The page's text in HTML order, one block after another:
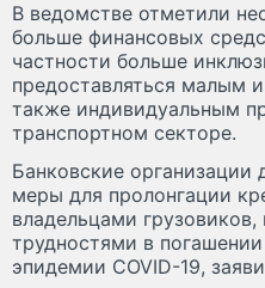
В ведомстве отметили
больше финансовых
частности больше
предоставляться малым
также индивидуальным
транспортном секторе.
Банковские
меры для пролонгации
владельцами
трудностями в
эпидемии COVID-19,